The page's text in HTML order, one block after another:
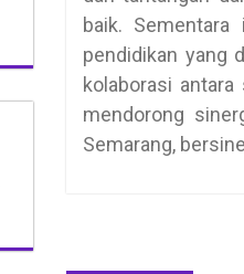
baik.
pendidikan yang
kolaborasi
mendorong
Semarang,